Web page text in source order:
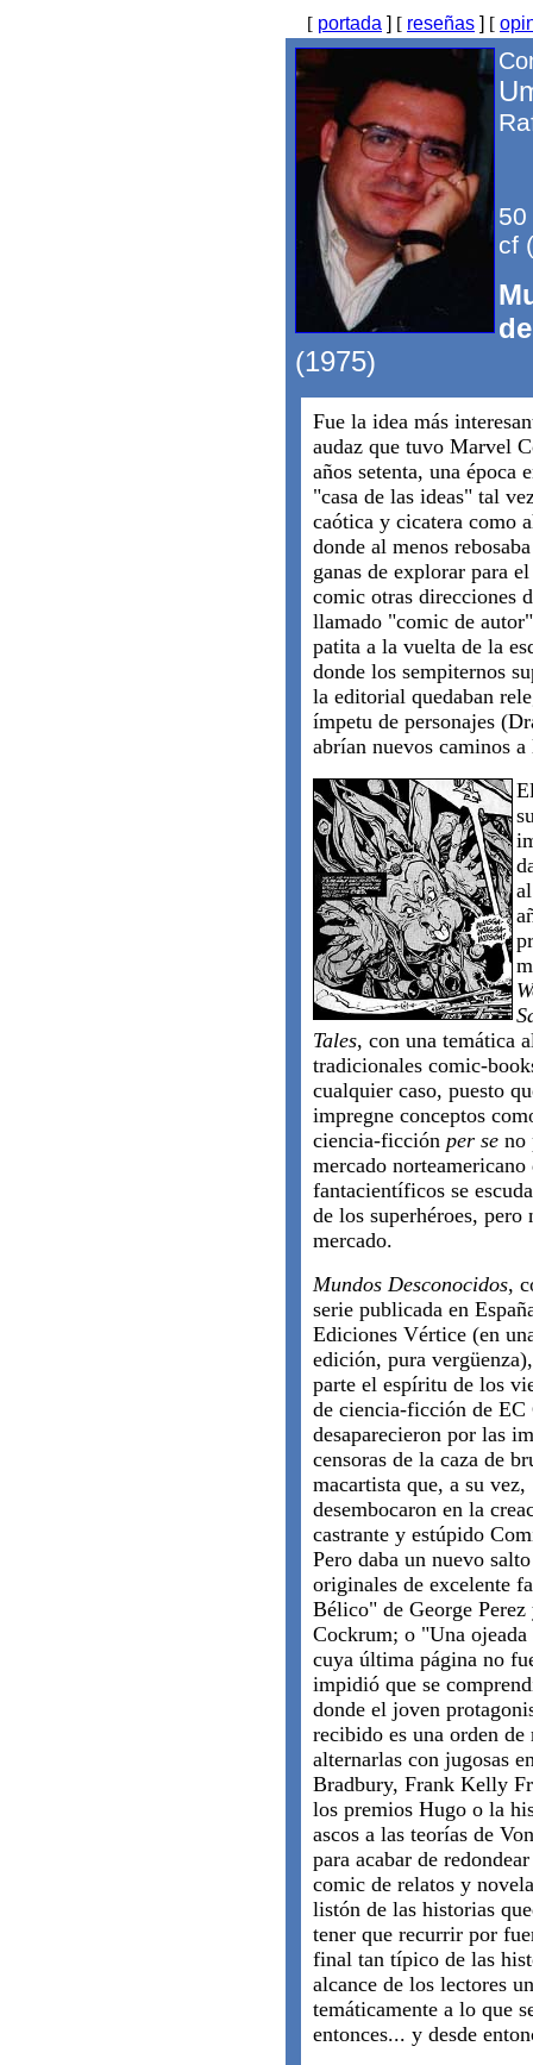
[ portada ] [ reseñas ] [
cf
(1975)
Fue la idea más
audaz que tuvo Marvel
años setenta, una época
"casa de las ideas" tal
caótica y cicatera como
donde al menos
ganas de explorar para
comic otras direcciones
llamado "comic de
patita a la vuelta de la
donde los sempiternos
la editorial quedaban
ímpetu de personajes
abrían nuevos caminos
Tales, con una temática
tradicionales comic-
cualquier caso, puesto
impregne conceptos
ciencia-ficción per se no
mercado
fantacientíficos se
de los superhéroes,
mercado.
Mundos Desconocidos,
serie publicada en
Ediciones Vértice (en
edición, pura
parte el espíritu de los
de ciencia-ficción de EC
desaparecieron por las
censoras de la caza de
macartista que, a su vez,
desembocaron en la
castrante y estúpido
Pero daba un nuevo
originales de excelente
Bélico" de George
Cockrum; o "Una
cuya última página no
impidió que se
donde el joven
recibido es una orden
alternarlas con jugosas
Bradbury, Frank Kelly
los premios Hugo o la
ascos a las teorías de
para acabar de
comic de relatos y
listón de las historias
tener que recurrir por
final tan típico de las
alcance de los lectores
temáticamente a lo que
entonces... y desde